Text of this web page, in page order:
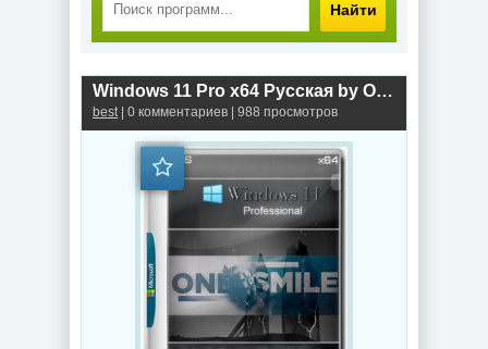
Найти
Windows 11 Pro x64 Русская by OneSmiLe [26100.994]
best| 0 комментариев | 988 просмотров